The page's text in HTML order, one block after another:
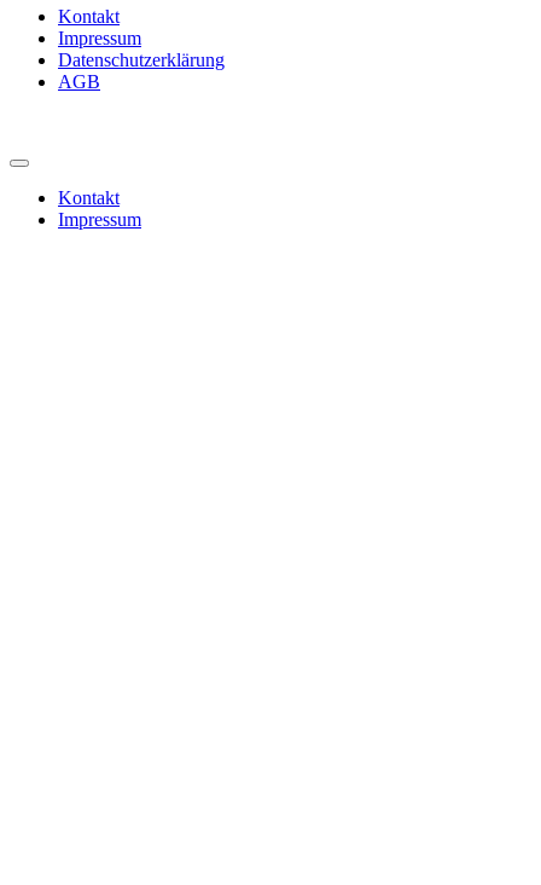
Kontakt
Impressum
Datenschutzerklärung
AGB
Kontakt
Impressum